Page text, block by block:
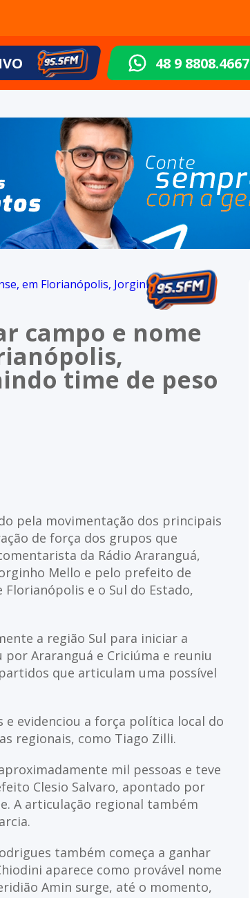
48 9 8808.4667
campo e nome
time de peso
pela movimentação dos principais
de força dos grupos que
da Rádio Araranguá,
Mello e pelo prefeito de
e o Sul do Estado,
a região Sul para iniciar a
Araranguá e Criciúma e reuniu
que articulam uma possível
e evidenciou a força política local do
regionais, como Tiago Zilli.
mil pessoas e teve
Clesio Salvaro, apontado por
A articulação regional também
também começa a ganhar
aparece como provável nome
Amin surge, até o momento,